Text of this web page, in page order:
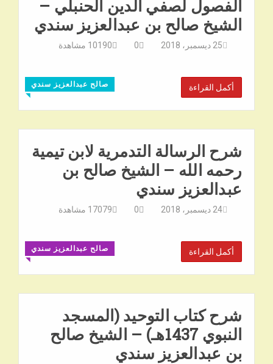
الفصول لصفي الدين الحنبلي –
الشيخ صالح بن عبدالعزيز سندي
25 ديسمبر، 2018 0
10190 مشاهدة
صالح عبدالعزيز سندي
◥
أكمل القراءة
شرح الرسالة التدمرية لابن تيمية
رحمه الله – الشيخ صالح بن
عبدالعزيز سندي
24 ديسمبر، 2018 0
17079 مشاهدة
صالح عبدالعزيز سندي
◥
أكمل القراءة
شرح كتاب التوحيد (المسجد
النبوي 1437هـ) – الشيخ صالح
بن عبدالعزيز سندي